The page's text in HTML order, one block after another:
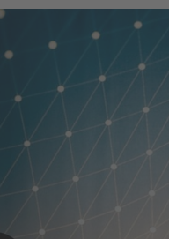
Innovation
Sicherheit